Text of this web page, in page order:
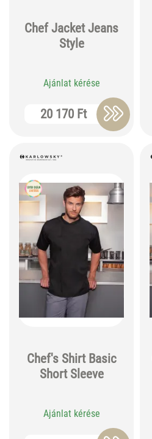
Chef Jacket Jeans
Style
Ajánlat kérése
20 170 Ft
Chef's Shirt Basic
Short Sleeve
Ajánlat kérése